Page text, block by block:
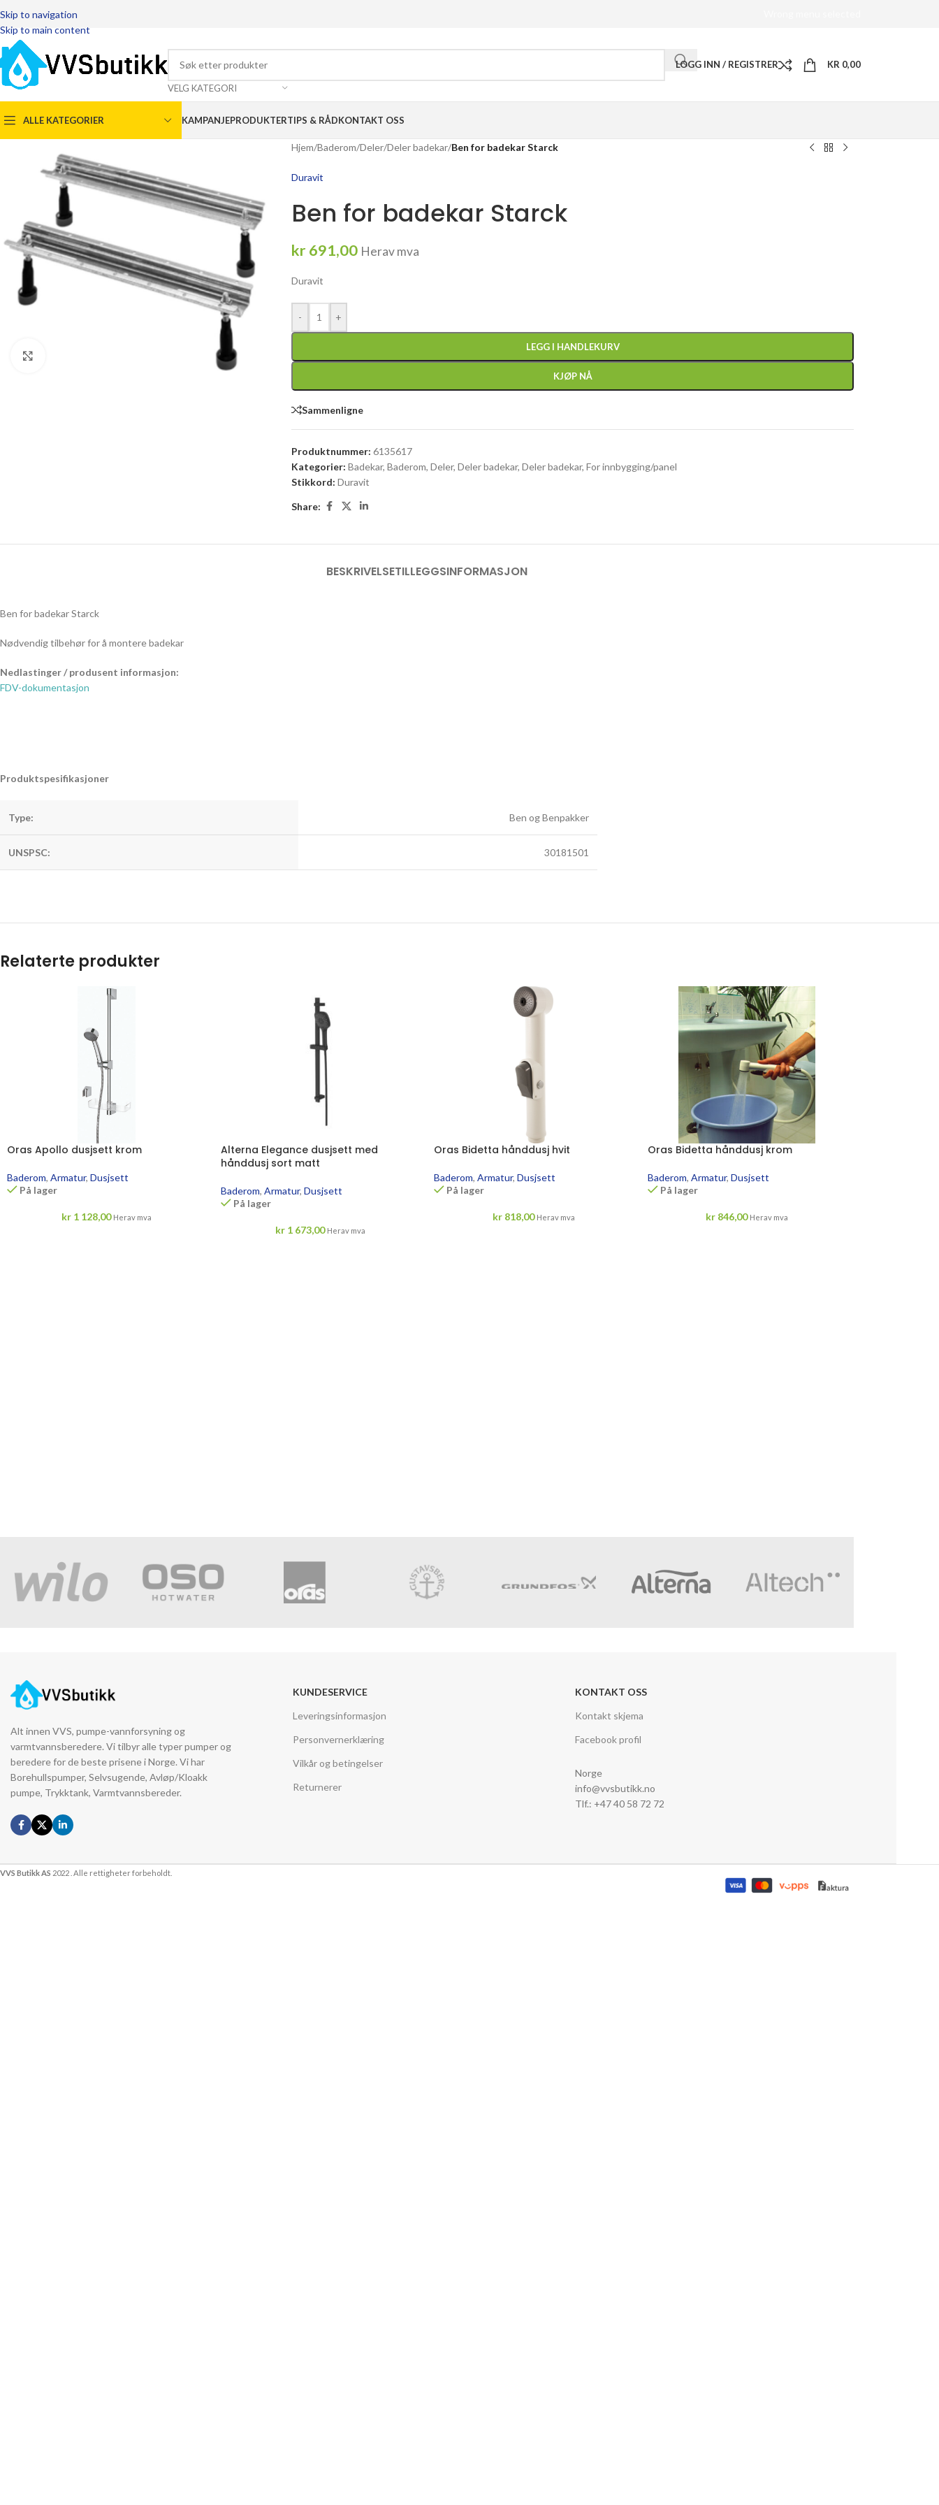
Skip to navigation
Skip to main content
VELG KATEGORI
LOGG INN / REGISTRER KR 0,00
ALLE KATEGORIER KAMPANJEPRODUKTERTIPS & RÅDKONTAKT OSS
Hjem/Baderom/Deler/Deler badekar/Ben for badekar Starck
Duravit
Ben for badekar Starck
kr 691,00 Herav mva
Duravit
- +
LEGG I HANDLEKURV
KJØP NÅ
Sammenligne
Produktnummer:6135617
Kategorier: Badekar, Baderom, Deler, Deler badekar, Deler badekar, For innbygging/panel
Stikkord: Duravit
Share:
BESKRIVELSETILLEGGSINFORMASJON
Ben for badekar Starck
Nødvendig tilbehør for å montere badekar
Nedlastinger / produsent informasjon:
FDV-dokumentasjon
Produktspesifikasjoner
Type: Ben og Benpakker
UNSPSC: 30181501
Relaterte produkter
Oras Apollo dusjsett krom
Baderom, Armatur, Dusjsett
På lager
kr 1 128,00 Herav mva
Alterna Elegance dusjsett med
hånddusj sort matt
Baderom, Armatur, Dusjsett
På lager
kr1 673,00 Herav mva
Oras Bidetta hånddusj hvit
Baderom, Armatur, Dusjsett
På lager
kr818,00 Herav mva
Oras Bidetta hånddusj krom
Baderom, Armatur, Dusjsett
På lager
kr 846,00 Herav mva
Alt innen VVS, pumpe-vannforsyning og
varmtvannsberedere. Vi tilbyr alle typer pumper og
beredere for de beste prisene i Norge. Vi har
Borehullspumper, Selvsugende, Avløp/Kloakk
pumpe, Trykktank, Varmtvannsbereder.
KUNDESERVICE
Leveringsinformasjon
Personvernerklæring
Vilkår og betingelser
Returnerer
KONTAKT OSS
Kontakt skjema
Facebook profil
Norge
info@vvsbutikk.no
Tlf.: +47 40 58 72 72
VVS Butikk AS 2022 . Alle rettigheter forbeholdt.